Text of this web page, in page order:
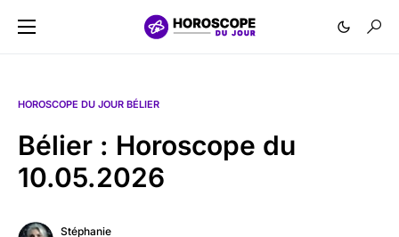
HOROSCOPE DU JOUR BÉLIER
Bélier : Horoscope du
10.05.2026
Stéphanie